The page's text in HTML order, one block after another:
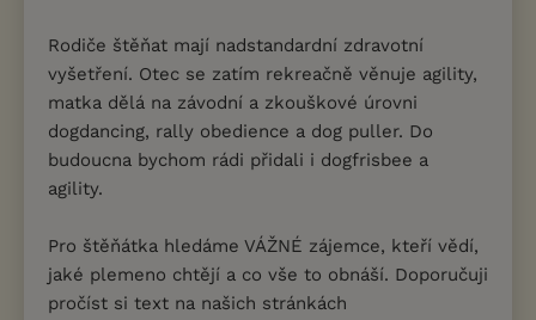
Rodiče štěňat mají nadstandardní zdravotní
vyšetření. Otec se zatím rekreačně věnuje agility,
matka dělá na závodní a zkouškové úrovni
dogdancing, rally obedience a dog puller. Do
budoucna bychom rádi přidali i dogfrisbee a
agility.
Pro štěňátka hledáme VÁŽNÉ zájemce, kteří vědí,
jaké plemeno chtějí a co vše to obnáší. Doporučuji
pročíst si text na našich stránkách